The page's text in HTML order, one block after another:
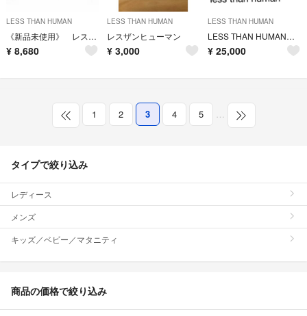
LESS THAN HUMAN
《新品未使用》 レスザンヒューマン Serpico C195
¥ 8,680
LESS THAN HUMAN
レスザンヒューマン
¥ 3,000
LESS THAN HUMAN
LESS THAN HUMAN メガネフレーム ウシジマくんコラボ 丑嶋馨モデル
¥ 25,000
1 2 3 4 5 …
タイプで絞り込み
レディース
メンズ
キッズ／ベビー／マタニティ
商品の価格で絞り込み